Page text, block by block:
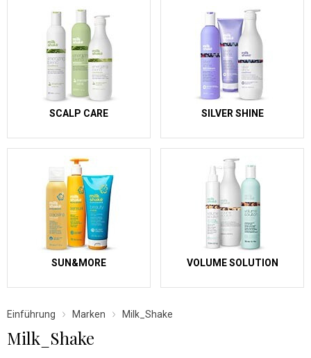
Einführung Marken Milk_Shake
Milk_Shake
SCALP CARE SILVER SHINE
SUN&MORE VOLUME SOLUTION